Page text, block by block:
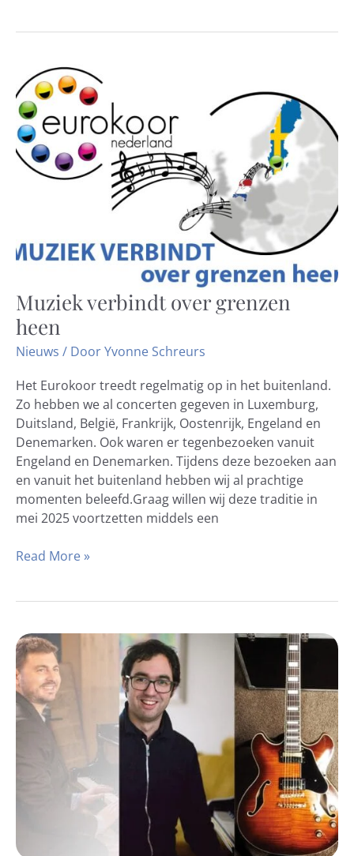
Muziek verbindt over grenzen
heen
Nieuws / DoorYvonne Schreurs
Het Eurokoor treedt regelmatig op in het buitenland.
Zo hebben we al concerten gegeven in Luxemburg,
Duitsland, België, Frankrijk, Oostenrijk, Engeland en
Denemarken. Ook waren er tegenbezoeken vanuit
Engeland en Denemarken. Tijdens deze bezoeken aan
en vanuit het buitenland hebben wij al prachtige
momenten beleefd.Graag willen wij deze traditie in
mei 2025 voortzetten middels een
Muziek
verbindt
over
grenzen
Read More »